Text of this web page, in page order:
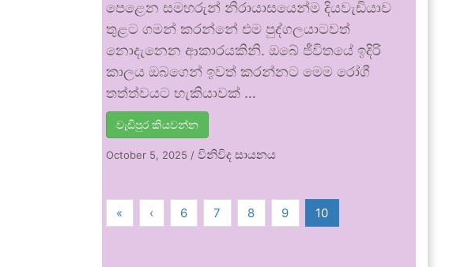
පෙළෙන සමහරුන් නිරායාසයෙන්ම දියවැඩියාව
තුළට ගමන් කරන්නේ එම පුද්ගලයාටවත්
නොදැනෙන ආකාරයකිනි. ඔබේ ජීවිතයේ ඉදිරි
කාලය ඔබගෙන් ඉවත් කරන්නට මෙම රෝගී
තත්ත්වයට හැකියාවක් …
වැඩිපුර කියවන්න
October 5, 2025 /විනිවිද සායනය
« ‹ 6 7 8 9 10